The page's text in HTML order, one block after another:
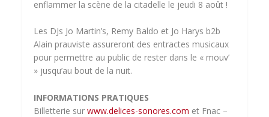
enflammer la scène de la citadelle le jeudi 8 août !
Les DJs Jo Martin’s, Remy Baldo et Jo Harys b2b
Alain prauviste assureront des entractes musicaux
pour permettre au public de rester dans le « mouv’
» jusqu’au bout de la nuit.
INFORMATIONS PRATIQUES
Billetterie surwww.delices-sonores.com et Fnac –